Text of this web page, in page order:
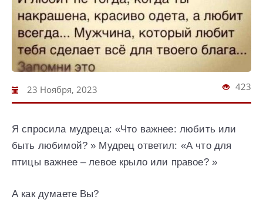
23 Ноября, 2023 423
Я спросилa мудреца: «Что важнее: любить или
быть любимой? » Мудрец ответил: «А что для
птицы важнее – левое крыло или правое? »
А как думаете Вы?